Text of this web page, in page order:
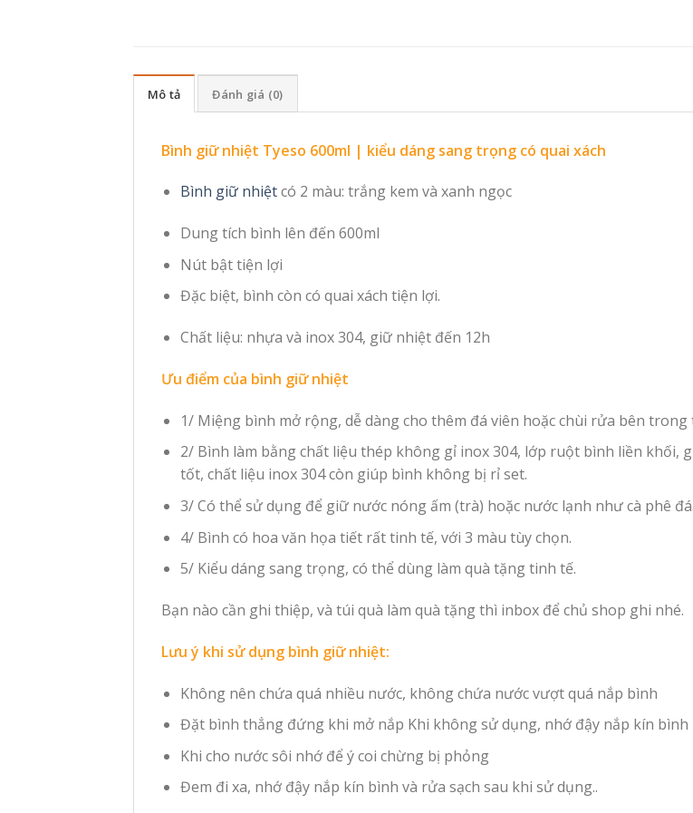
Mô tả Đánh giá (0)
Bình giữ nhiệt Tyeso 600ml | kiểu dáng sang trọng có quai xách
Bình giữ nhiệtcó 2 màu: trắng kem và xanh ngọc
Dung tích bình lên đến 600ml
Nút bật tiện lợi
Đặc biệt, bình còn có quai xách tiện lợi.
Chất liệu: nhựa và inox 304, giữ nhiệt đến 12h
Ưu điểm của bình giữ nhiệt
1/ Miệng bình mở rộng, dễ dàng cho thêm đá viên hoặc chùi rửa bên trong
2/ Bình làm bằng chất liệu thép không gỉ inox 304, lớp ruột bình liền khối,
tốt, chất liệu inox 304 còn giúp bình không bị rỉ set.
3/ Có thể sử dụng để giữ nước nóng ấm (trà) hoặc nước lạnh như cà phê
4/ Bình có hoa văn họa tiết rất tinh tế, với 3 màu tùy chọn.
5/ Kiểu dáng sang trọng, có thể dùng làm quà tặng tinh tế.
Bạn nào cần ghi thiệp, và túi quà làm quà tặng thì inbox để chủ shop ghi nhé.
Lưu ý khi sử dụng bình giữ nhiệt:
Không nên chứa quá nhiều nước, không chứa nước vượt quá nắp bình
Đặt bình thẳng đứng khi mở nắp Khi không sử dụng, nhớ đậy nắp kín bình
Khi cho nước sôi nhớ để ý coi chừng bị phỏng
Đem đi xa, nhớ đậy nắp kín bình và rửa sạch sau khi sử dụng..